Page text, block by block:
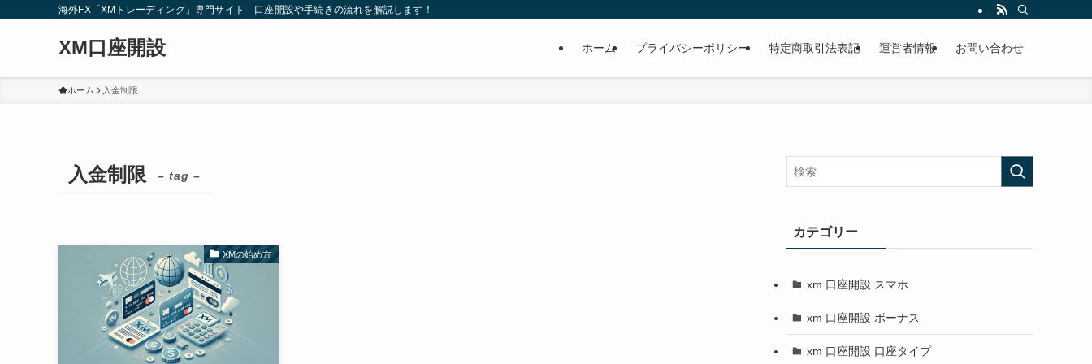
海外FX「XMトレーディング」専門サイト 口座開設や手続きの流れを解説します！
XM口座開設 ホーム プライバシーポリシー 特定商取引法表記 運営者情報 お問い合わせ
ホーム 入金制限
入金制限 – tag –
XMの始め方
カテゴリー
xm 口座開設 スマホ
xm 口座開設 ボーナス
xm 口座開設 口座タイプ